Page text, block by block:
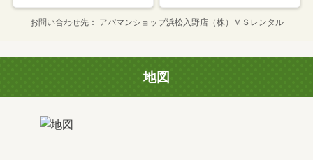
お問い合わせ先 アパマンショップ浜松入野店（株）ＭＳレンタル
地図